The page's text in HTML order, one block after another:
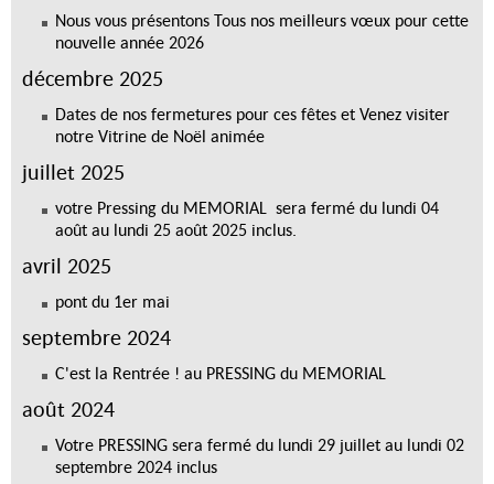
Nous vous présentons Tous nos meilleurs vœux pour cette
nouvelle année 2026
décembre 2025
Dates de nos fermetures pour ces fêtes et Venez visiter
notre Vitrine de Noël animée
juillet 2025
votre Pressing du MEMORIAL sera fermé du lundi 04
août au lundi 25 août 2025 inclus.
avril 2025
pont du 1er mai
septembre 2024
C'est la Rentrée ! au PRESSING du MEMORIAL
août 2024
Votre PRESSING sera fermé du lundi 29 juillet au lundi 02
septembre 2024 inclus